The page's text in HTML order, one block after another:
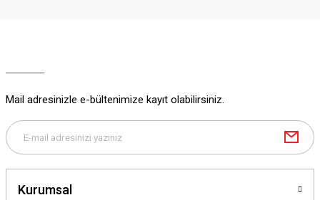
Mail adresinizle e-bültenimize kayıt olabilirsiniz.
Kurumsal